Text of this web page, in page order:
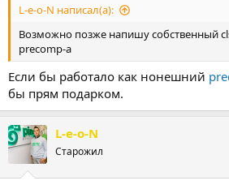
L-e-o-N написал(а):
Возможно позже напишу собственный
precomp-a
Если бы работало как нонешний
бы прям подарком.
L-e-o-N
Старожил